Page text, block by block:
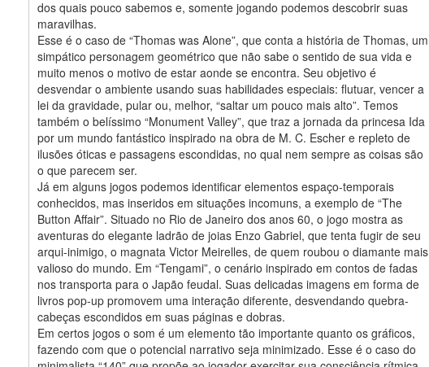
dos quais pouco sabemos e, somente jogando podemos descobrir suas
maravilhas.
Esse é o caso de “Thomas was Alone”, que conta a história de Thomas, um
simpático personagem geométrico que não sabe o sentido de sua vida e
muito menos o motivo de estar aonde se encontra. Seu objetivo é
desvendar o ambiente usando suas habilidades especiais: flutuar, vencer a
lei da gravidade, pular ou, melhor, “saltar um pouco mais alto”. Temos
também o belíssimo “Monument Valley”, que traz a jornada da princesa Ida
por um mundo fantástico inspirado na obra de M. C. Escher e repleto de
ilusões óticas e passagens escondidas, no qual nem sempre as coisas são
o que parecem ser.
Já em alguns jogos podemos identificar elementos espaço-temporais
conhecidos, mas inseridos em situações incomuns, a exemplo de “The
Button Affair”. Situado no Rio de Janeiro dos anos 60, o jogo mostra as
aventuras do elegante ladrão de joias Enzo Gabriel, que tenta fugir de seu
arqui-inimigo, o magnata Victor Meirelles, de quem roubou o diamante mais
valioso do mundo. Em “Tengami”, o cenário inspirado em contos de fadas
nos transporta para o Japão feudal. Suas delicadas imagens em forma de
livros pop-up promovem uma interação diferente, desvendando quebra-
cabeças escondidos em suas páginas e dobras.
Em certos jogos o som é um elemento tão importante quanto os gráficos,
fazendo com que o potencial narrativo seja minimizado. Esse é o caso do